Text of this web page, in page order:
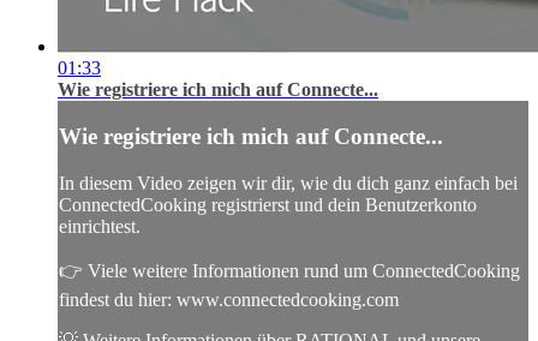
01:33
Wie registriere ich mich auf Connecte...
Wie registriere ich mich auf Connecte...
In diesem Video zeigen wir dir, wie du dich ganz einfach bei
ConnectedCooking registrierst und dein Benutzerkonto
einrichtest.
👉 Viele weitere Informationen rund um ConnectedCooking
findest du hier: www.connectedcooking.com